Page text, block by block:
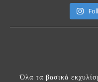
Όλα τα βασικά